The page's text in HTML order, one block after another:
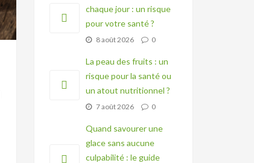
chaque jour : un risque
pour votre santé ?
8 août 2026 0
La peau des fruits : un
risque pour la santé ou
un atout nutritionnel ?
7 août 2026 0
Quand savourer une
glace sans aucune
culpabilité : le guide